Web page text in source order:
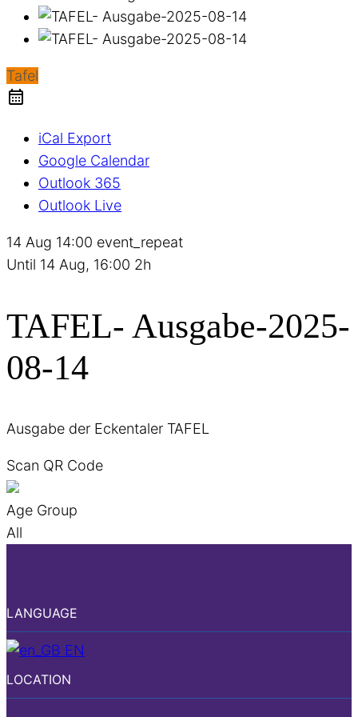
Tafel
iCal Export
Google Calendar
Outlook 365
Outlook Live
14 Aug 14:00 event_repeat
Until 14 Aug, 16:00 2h
TAFEL- Ausgabe-2025-
08-14
Ausgabe der Eckentaler TAFEL
Scan QR Code
Age Group
All
LANGUAGE
EN
LOCATION